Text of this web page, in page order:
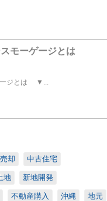
モーゲージとは
ージとは ▼...
却 中古住宅
地 新地開発
不動産購入 沖縄 地元